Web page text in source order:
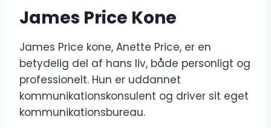
James Price Kone
James Price kone, Anette Price, er en
betydelig del af hans liv, både personligt og
professionelt. Hun er uddannet
kommunikationskonsulent og driver sit eget
kommunikationsbureau.